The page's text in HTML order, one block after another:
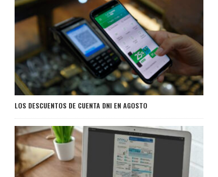
LOS DESCUENTOS DE CUENTA DNI EN AGOSTO